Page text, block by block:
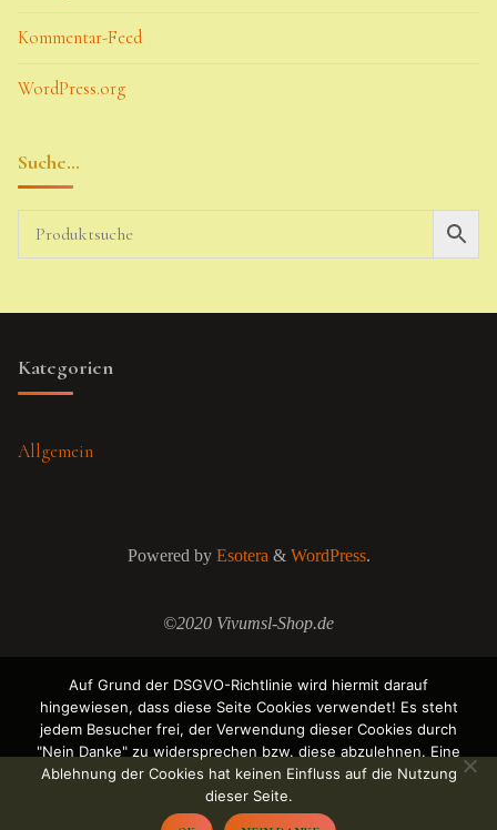
Kommentar-Feed
WordPress.org
Suche…
Kategorien
Allgemein
Powered byEsotera& WordPress.
©2020 Vivumsl-Shop.de
Auf Grund der DSGVO-Richtlinie wird hiermit darauf
hingewiesen, dass diese Seite Cookies verwendet! Es steht
jedem Besucher frei, der Verwendung dieser Cookies durch
"Nein Danke" zu widersprechen bzw. diese abzulehnen. Eine
Ablehnung der Cookies hat keinen Einfluss auf die Nutzung
dieser Seite.